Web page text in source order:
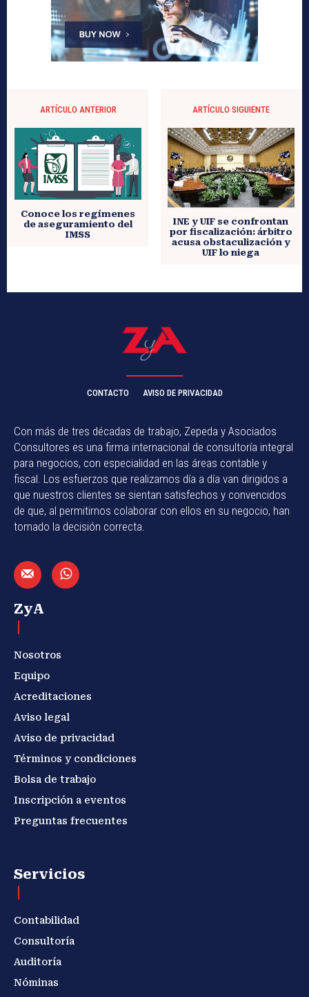
ARTÍCULO ANTERIOR
Conoce los regímenes
de aseguramiento del
IMSS
ARTÍCULO SIGUIENTE
INE y UIF se confrontan
por fiscalización: árbitro
acusa obstaculización y
UIF lo niega
CONTACTO AVISO DE PRIVACIDAD
Con más de tres décadas de trabajo, Zepeda y Asociados
Consultores es una firma internacional de consultoría integral
para negocios, con especialidad en las áreas contable y
fiscal. Los esfuerzos que realizamos día a día van dirigidos a
que nuestros clientes se sientan satisfechos y convencidos
de que, al permitirnos colaborar con ellos en su negocio, han
tomado la decisión correcta.
ZyA
Nosotros
Equipo
Acreditaciones
Aviso legal
Aviso de privacidad
Términos y condiciones
Bolsa de trabajo
Inscripción a eventos
Preguntas frecuentes
Servicios
Contabilidad
Consultoría
Auditoría
Nóminas